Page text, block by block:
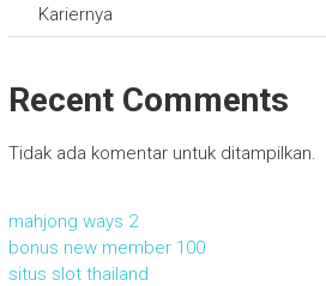
Kariernya
Recent Comments
Tidak ada komentar untuk ditampilkan.
mahjong ways 2
bonus new member 100
situs slot thailand